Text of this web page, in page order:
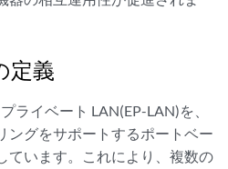
定義
ライベート LAN(EP-LAN)を、
ングをサポートするポートベー
ています。これにより、複数の